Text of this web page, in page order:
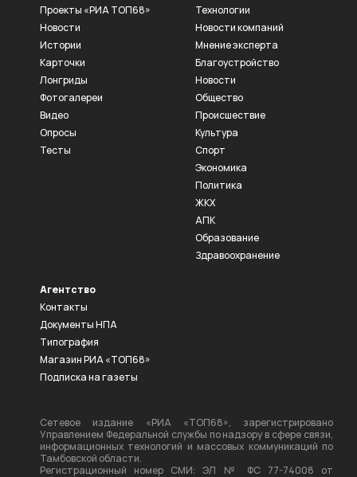
Проекты «РИА ТОП68»
Новости
Истории
Карточки
Лонгриды
Фотогалереи
Видео
Опросы
Тесты
Технологии
Новости компаний
Мнение эксперта
Благоустройство
Новости
Общество
Происшествие
Культура
Спорт
Экономика
Политика
ЖКХ
АПК
Образование
Здравоохранение
Агентство
Контакты
Документы НПА
Типография
Магазин РИА «ТОП68»
Подписка на газеты
Сетевое издание «РИА «ТОП68», зарегистрировано
Управлением Федеральной службы по надзору в сфере связи,
информационных технологий и массовых коммуникаций по
Тамбовской области.
Регистрационный номер СМИ: ЭЛ № ФС 77-74008 от